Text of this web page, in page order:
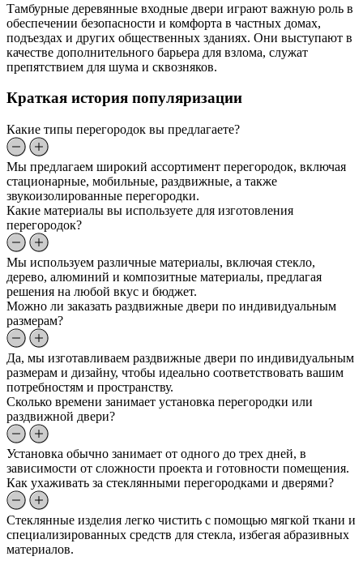
Тамбурные деревянные входные двери играют важную роль в
обеспечении безопасности и комфорта в частных домах,
подъездах и других общественных зданиях. Они выступают в
качестве дополнительного барьера для взлома, служат
препятствием для шума и сквозняков.
Краткая история популяризации
Какие типы перегородок вы предлагаете?
Мы предлагаем широкий ассортимент перегородок, включая
стационарные, мобильные, раздвижные, а также
звукоизолированные перегородки.
Какие материалы вы используете для изготовления
перегородок?
Мы используем различные материалы, включая стекло,
дерево, алюминий и композитные материалы, предлагая
решения на любой вкус и бюджет.
Можно ли заказать раздвижные двери по индивидуальным
размерам?
Да, мы изготавливаем раздвижные двери по индивидуальным
размерам и дизайну, чтобы идеально соответствовать вашим
потребностям и пространству.
Сколько времени занимает установка перегородки или
раздвижной двери?
Установка обычно занимает от одного до трех дней, в
зависимости от сложности проекта и готовности помещения.
Как ухаживать за стеклянными перегородками и дверями?
Стеклянные изделия легко чистить с помощью мягкой ткани и
специализированных средств для стекла, избегая абразивных
материалов.